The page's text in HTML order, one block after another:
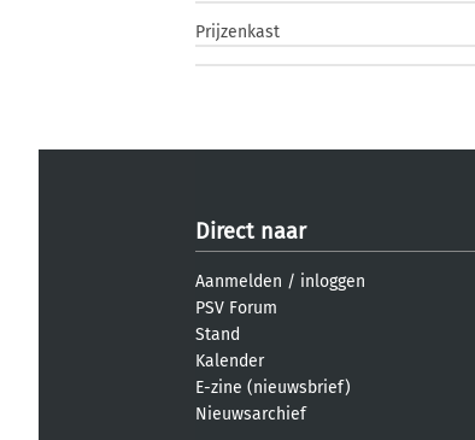
Prijzenkast
Direct naar
Aanmelden / inloggen
PSV Forum
Stand
Kalender
E-zine (nieuwsbrief)
Nieuwsarchief